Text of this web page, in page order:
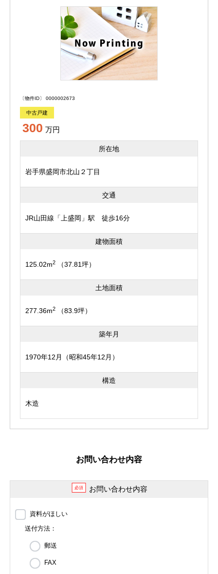
〔物件ID〕 0000002673
中古戸建
300 万円
所在地
岩手県盛岡市北山２丁目
交通
JR山田線「上盛岡」駅 徒歩16分
建物面積
125.02m2 （37.81坪）
土地面積
277.36m2 （83.9坪）
築年月
1970年12月（昭和45年12月）
構造
木造
お問い合わせ内容
必須 お問い合わせ内容
資料がほしい
送付方法：
郵送
FAX